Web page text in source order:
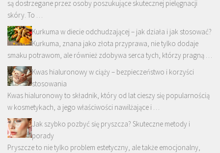
są dostrzegane przez osoby poszukujące skutecznej pielęgnacji
skóry. To …
Kurkuma w diecie odchudzającej – jak działa i jak stosować?
Kurkuma, znana jako złota przyprawa, nie tylko dodaje
smaku potrawom, ale również zdobywa serca tych, którzy pragną …
Kwas hialuronowy w ciąży – bezpieczeństwo i korzyści
stosowania
Kwas hialuronowy to składnik, który od lat cieszy się popularnością
w kosmetykach, a jego właściwości nawilżające i …
Jak szybko pozbyć się pryszcza? Skuteczne metody i
porady
Pryszcze to nie tylko problem estetyczny, ale także emocjonalny,